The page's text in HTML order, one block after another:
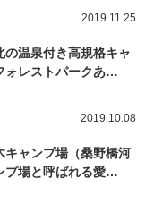
2019.11.25
の温泉付き高規格キャ
ォレストパークあ…
2019.10.08
キャンプ場（桑野橋河
プ場と呼ばれる愛…